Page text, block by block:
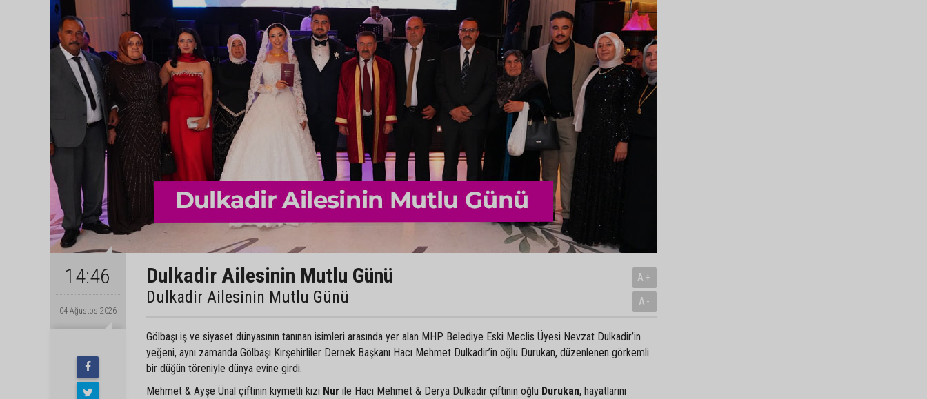
14:46
04 Ağustos 2026
Dulkadir Ailesinin Mutlu Günü
Dulkadir Ailesinin Mutlu Günü
A+
A-
Gölbaşı iş ve siyaset dünyasının tanınan isimleri arasında yer alan MHP Belediye Eski Meclis Üyesi Nevzat Dulkadir’in
yeğeni, aynı zamanda Gölbaşı Kırşehirliler Dernek Başkanı Hacı Mehmet Dulkadir’in oğlu Durukan, düzenlenen görkemli
bir düğün töreniyle dünya evine girdi.
Mehmet & Ayşe Ünal çiftinin kıymetli kızı Nur ile Hacı Mehmet & Derya Dulkadir çiftinin oğlu Durukan, hayatlarını